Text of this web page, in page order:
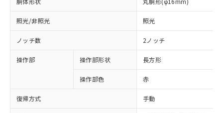
照光/非照光 照光
ノッチ数 2ノッチ
操作部 操作部形状 長方形
操作部色 赤
復帰方式 手動